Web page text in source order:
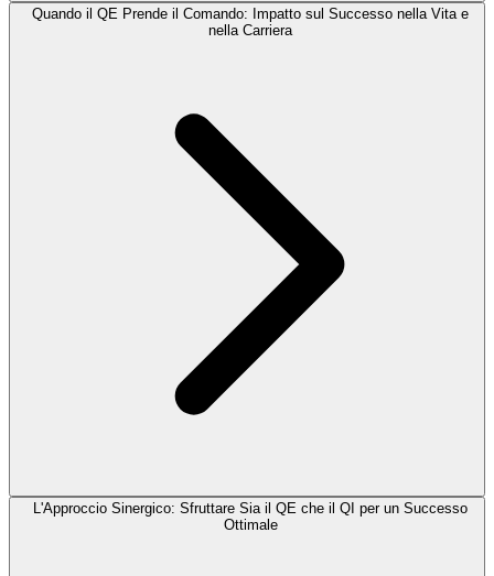
Quando il QE Prende il Comando: Impatto sul Successo nella Vita e
nella Carriera
L'Approccio Sinergico: Sfruttare Sia il QE che il QI per un Successo
Ottimale